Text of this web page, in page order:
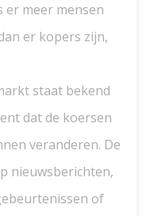
er meer mensen
er kopers zijn,
staat bekend
dat de koersen
veranderen. De
nieuwsberichten,
of